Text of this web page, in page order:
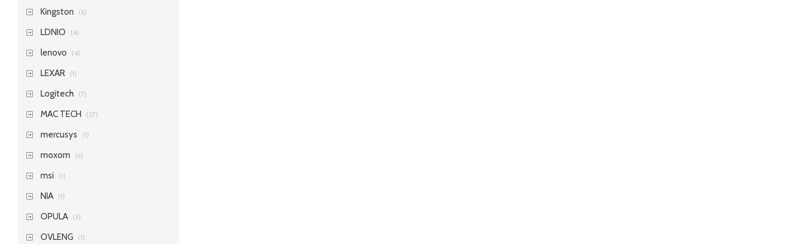
Kingston (6)
LDNIO (4)
lenovo (4)
LEXAR (1)
Logitech (7)
MAC TECH (27)
mercusys (1)
moxom (6)
msi (1)
NIA (1)
OPULA (3)
OVLENG (1)